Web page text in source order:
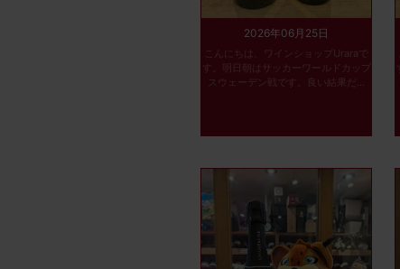
2026年06月25日
こんにちは、ワインショップUraraで
す。明日朝はサッカーワールドカップ
スウェーデン戦です。良い結果だ...